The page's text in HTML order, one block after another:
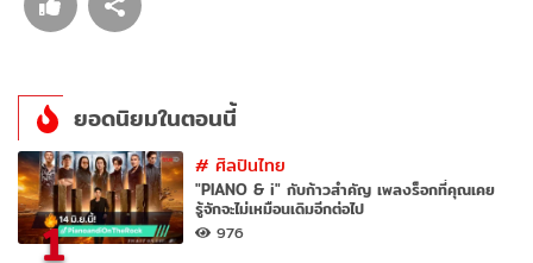
ยอดนิยมในตอนนี้
1
#ศิลปินไทย
"PIANO & i" กับก้าวสำคัญ เพลงร็อกที่คุณเคย
รู้จักจะไม่เหมือนเดิมอีกต่อไป
976